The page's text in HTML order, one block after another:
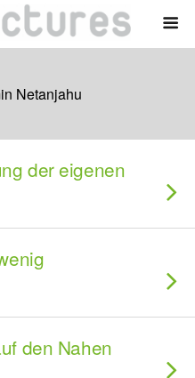
Netanjahu
der eigenen
den Nahen